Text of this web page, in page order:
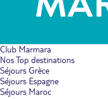
Club Marmara
Nos Top destinations
Séjours Grèce
Séjours Espagne
Séjours Maroc